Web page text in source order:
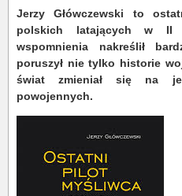
Jerzy Główczewski to
polskich latających w II
wspomnienia nakreślił
poruszył nie tylko historie
świat zmieniał się na
powojennych.